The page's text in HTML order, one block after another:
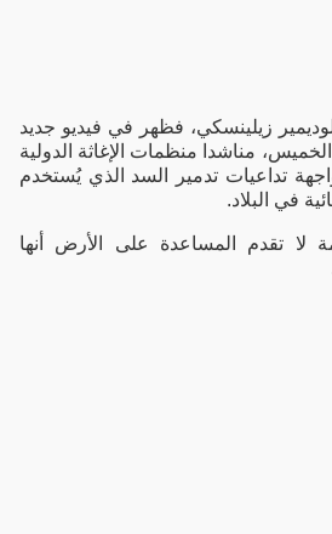
زيلينسكي، فظهر في فيديو جديد
مناشدا منظمات الإغاثة الدولية
تداعيات تدمير السد الذي يُستخدم
في البلاد.
لا تقدم المساعدة على الأرض أنها